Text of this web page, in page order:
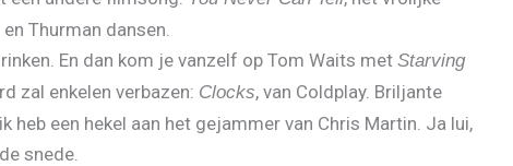
Thurman dansen.
En dan kom je vanzelf op Tom Waits met Starving
zal enkelen verbazen: Clocks, van Coldplay. Briljante
een hekel aan het gejammer van Chris Martin. Ja lui,
snede.